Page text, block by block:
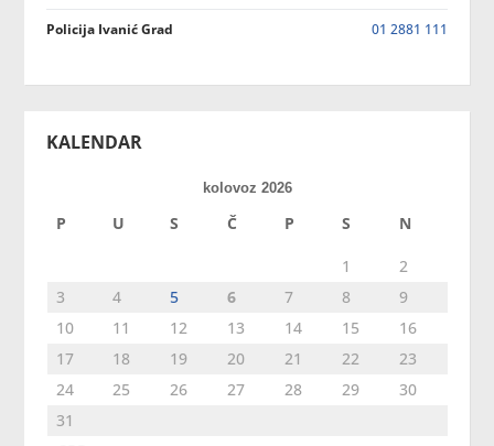
Policija Ivanić Grad 01 2881 111
KALENDAR
kolovoz 2026
P U S Č P S N
1
2
3
4 5 6 7 8
9
10
11 12 13 14 15
16
17
18 19 20 21 22
23
24
25 26 27 28 29
30
31